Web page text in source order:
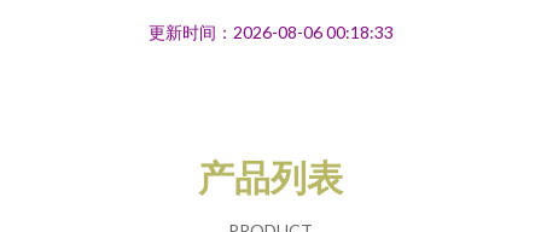
更新时间：2026-08-06 00:18:33
产品列表